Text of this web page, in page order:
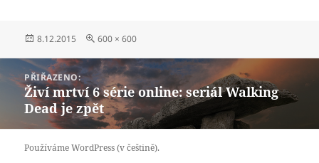
Publikováno:
8.12.2015
Původní
600 × 600
Navigace
pro
příspěvek
PŘIŘAZENO:
Živí mrtví 6 série online: seriál Walking
Dead je zpět
Používáme WordPress (v češtině).